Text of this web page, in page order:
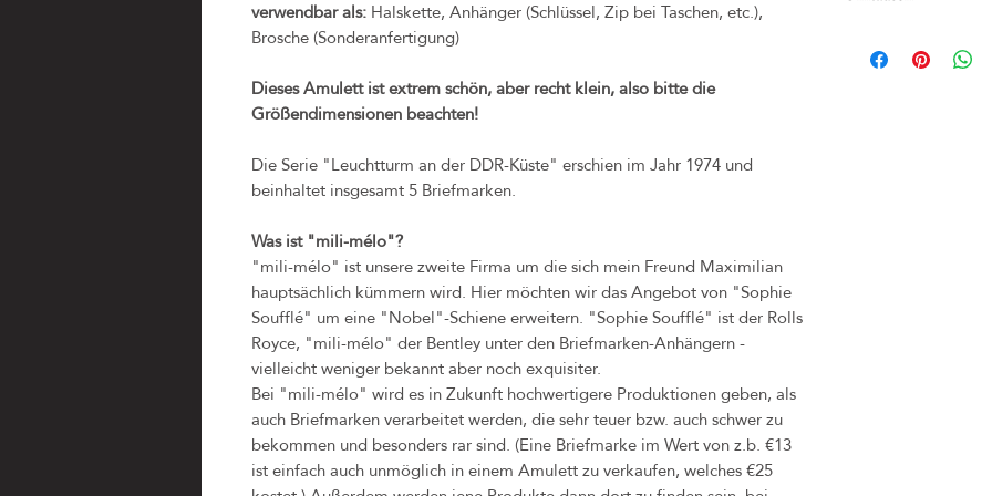
verwendbar als:Halskette, Anhänger (Schlüssel, Zip bei Taschen, etc.),
Brosche (Sonderanfertigung)
Dieses Amulett ist extrem schön, aber recht klein, also bitte die
Größendimensionen beachten!
Die Serie "Leuchtturm an der DDR-Küste" erschien im Jahr 1974 und
beinhaltet insgesamt 5 Briefmarken.
Was ist "mili-mélo"?
"mili-mélo" ist unsere zweite Firma um die sich mein Freund Maximilian
hauptsächlich kümmern wird. Hier möchten wir das Angebot von "Sophie
Soufflé" um eine "Nobel"-Schiene erweitern. "Sophie Soufflé" ist der Rolls
Royce, "mili-mélo" der Bentley unter den Briefmarken-Anhängern -
vielleicht weniger bekannt aber noch exquisiter.
Bei "mili-mélo" wird es in Zukunft hochwertigere Produktionen geben, als
auch Briefmarken verarbeitet werden, die sehr teuer bzw. auch schwer zu
bekommen und besonders rar sind. (Eine Briefmarke im Wert von z.b. €13
ist einfach auch unmöglich in einem Amulett zu verkaufen, welches €25
(z.B. bei Märkten)